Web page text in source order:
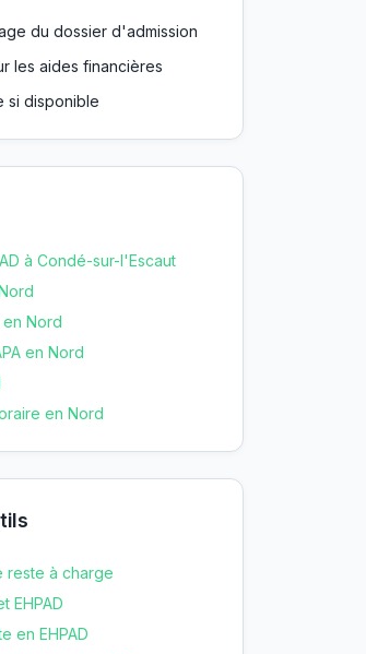
du dossier d'admission
les aides financières
si disponible
à Condé-sur-l'Escaut
en Nord
en Nord
en Nord
reste à charge
EHPAD
en EHPAD